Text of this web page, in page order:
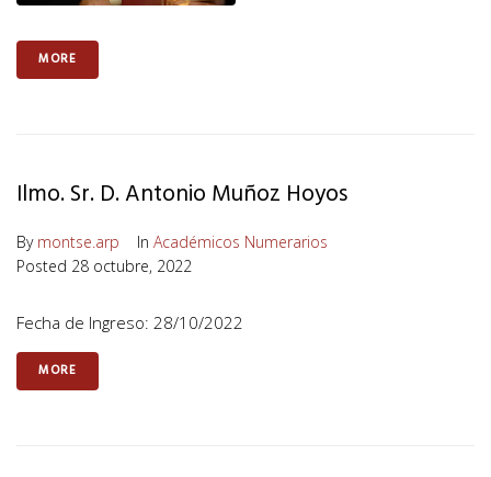
MORE
Ilmo. Sr. D. Antonio Muñoz Hoyos
By montse.arp In Académicos Numerarios
Posted 28 octubre, 2022
Fecha de Ingreso: 28/10/2022
MORE